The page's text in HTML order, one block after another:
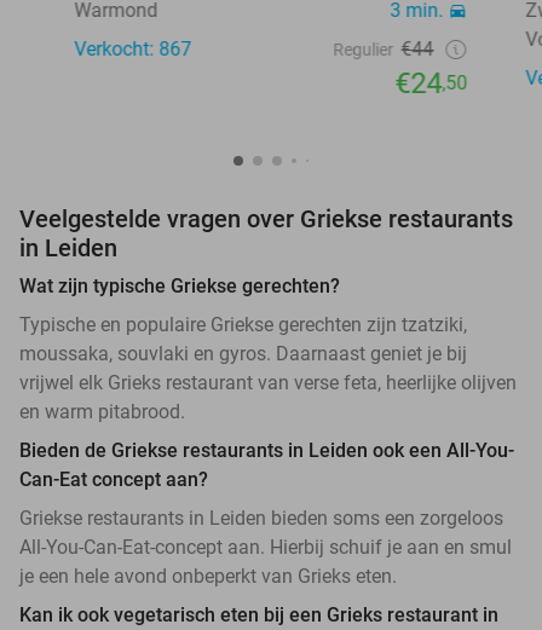
Warmond
3 min.
Verkocht: 867
Regulier €44
€24,50
Veelgestelde vragen over Griekse restaurants
in Leiden
Wat zijn typische Griekse gerechten?
Typische en populaire Griekse gerechten zijn tzatziki,
moussaka, souvlaki en gyros. Daarnaast geniet je bij
vrijwel elk Grieks restaurant van verse feta, heerlijke olijven
en warm pitabrood.
Bieden de Griekse restaurants in Leiden ook een All-You-
Can-Eat concept aan?
Griekse restaurants in Leiden bieden soms een zorgeloos
All-You-Can-Eat-concept aan. Hierbij schuif je aan en smul
je een hele avond onbeperkt van Grieks eten.
Kan ik ook vegetarisch eten bij een Grieks restaurant in